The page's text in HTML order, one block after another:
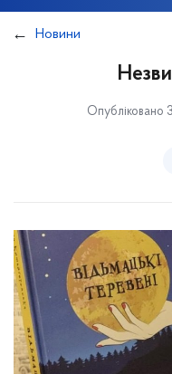
Новини
Опубліковано